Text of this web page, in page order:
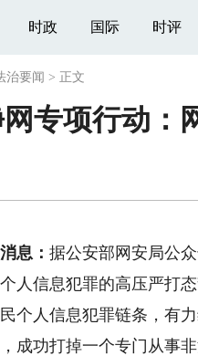
时政 国际 时评
治要闻 > 正文
专项行动：
息：据公安部网安局公
人信息犯罪的高压严打
个人信息犯罪链条，有
成功打掉一个专门从事